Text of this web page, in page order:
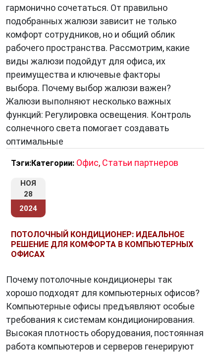
гармонично сочетаться. От правильно
подобранных жалюзи зависит не только
комфорт сотрудников, но и общий облик
рабочего пространства. Рассмотрим, какие
виды жалюзи подойдут для офиса, их
преимущества и ключевые факторы
выбора. Почему выбор жалюзи важен?
Жалюзи выполняют несколько важных
функций: Регулировка освещения. Контроль
солнечного света помогает создавать
оптимальные
Тэги:Категории: Офис, Статьи партнеров
НОЯ
28
2024
ПОТОЛОЧНЫЙ КОНДИЦИОНЕР: ИДЕАЛЬНОЕ
РЕШЕНИЕ ДЛЯ КОМФОРТА В КОМПЬЮТЕРНЫХ
ОФИСАХ
Почему потолочные кондиционеры так
хорошо подходят для компьютерных офисов?
Компьютерные офисы предъявляют особые
требования к системам кондиционирования.
Высокая плотность оборудования, постоянная
работа компьютеров и серверов генерируют